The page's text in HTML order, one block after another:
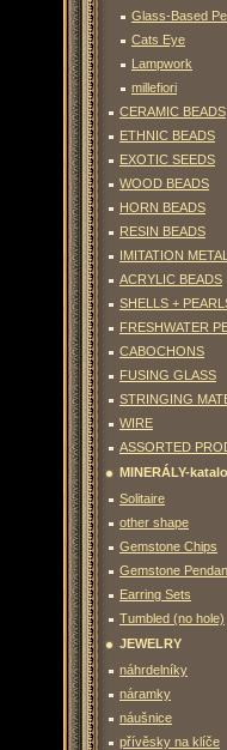
Glass-Based
Cats Eye
Lampwork
millefiori
CERAMIC BEADS
ETHNIC BEADS
EXOTIC SEEDS
WOOD BEADS
HORN BEADS
RESIN BEADS
IMITATION METAL
ACRYLIC BEADS
SHELLS +
FRESHWATER
CABOCHONS
FUSING GLASS
STRINGING
WIRE
ASSORTED
MINERÁLY-
Solitaire
other shape
Gemstone Chips
Gemstone
Earring Sets
Tumbled (no hole)
JEWELRY
náhrdelníky
náramky
náušnice
přívěsky na klíče